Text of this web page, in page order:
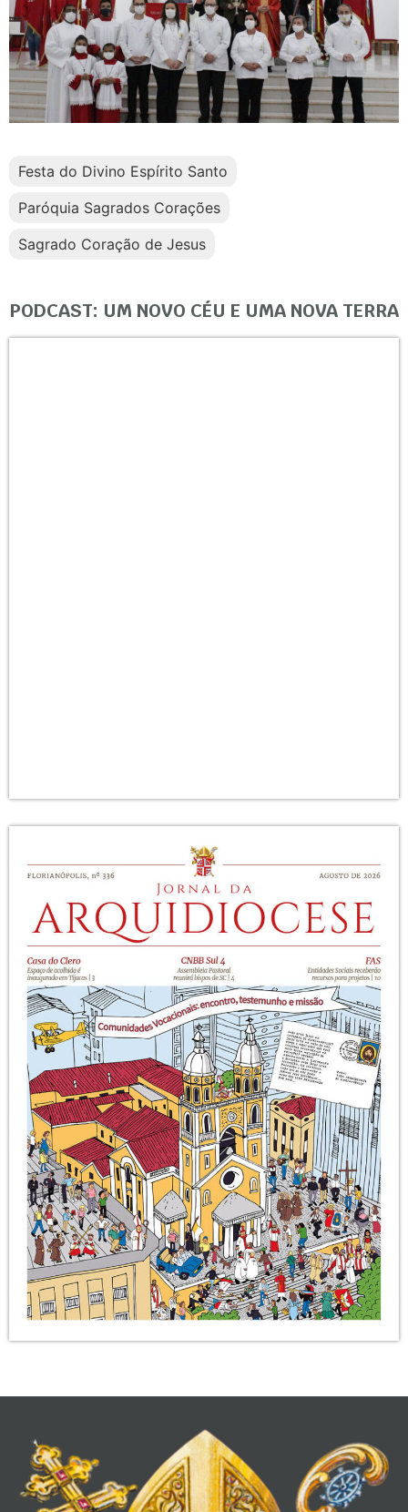
Festa do Divino Espírito Santo
Paróquia Sagrados Corações
Sagrado Coração de Jesus
PODCAST: UM NOVO CÉU E UMA NOVA TERRA